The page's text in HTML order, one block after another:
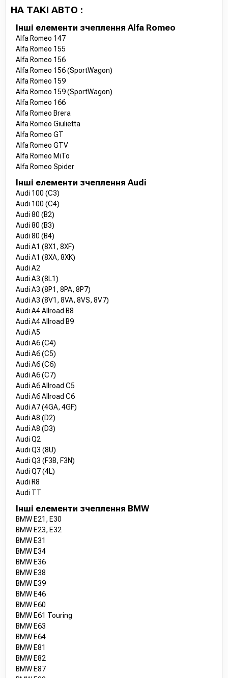
НА ТАКІ АВТО :
Інші елементи зчеплення Alfa Romeo
Alfa Romeo 147
Alfa Romeo 155
Alfa Romeo 156
Alfa Romeo 156 (SportWagon)
Alfa Romeo 159
Alfa Romeo 159 (SportWagon)
Alfa Romeo 166
Alfa Romeo Brera
Alfa Romeo Giulietta
Alfa Romeo GT
Alfa Romeo GTV
Alfa Romeo MiTo
Alfa Romeo Spider
Інші елементи зчеплення Audi
Audi 100 (C3)
Audi 100 (C4)
Audi 80 (B2)
Audi 80 (B3)
Audi 80 (B4)
Audi A1 (8X1, 8XF)
Audi A1 (8XA, 8XK)
Audi A2
Audi A3 (8L1)
Audi A3 (8P1, 8PA, 8P7)
Audi A3 (8V1, 8VA, 8VS, 8V7)
Audi A4 Allroad B8
Audi A4 Allroad B9
Audi A5
Audi A6 (C4)
Audi A6 (C5)
Audi A6 (C6)
Audi A6 (C7)
Audi A6 Allroad C5
Audi A6 Allroad C6
Audi A7 (4GA, 4GF)
Audi A8 (D2)
Audi A8 (D3)
Audi Q2
Audi Q3 (8U)
Audi Q3 (F3B, F3N)
Audi Q7 (4L)
Audi R8
Audi TT
Інші елементи зчеплення BMW
BMW E21, E30
BMW E23, E32
BMW E31
BMW E34
BMW E36
BMW E38
BMW E39
BMW E46
BMW E60
BMW E61 Touring
BMW E63
BMW E64
BMW E81
BMW E82
BMW E87